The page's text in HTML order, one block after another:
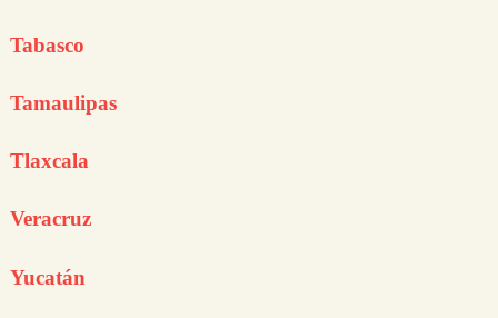
Tabasco
Tamaulipas
Tlaxcala
Veracruz
Yucatán